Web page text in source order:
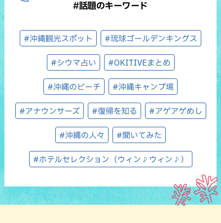
#話題のキーワード
#沖縄観光スポット #琉球ゴールデンキングス
#シウマ占い #OKITIVEまとめ
#沖縄のビーチ #沖縄キャンプ場
#アナウンサーズ #復帰を知る #アゲアゲめし
#沖縄の人々 #聞いてみた
#ホテルセレクション（ウィン♪ウィン♪）